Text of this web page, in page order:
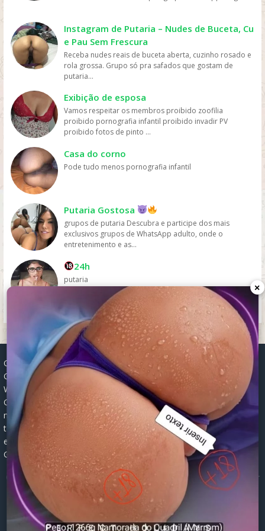
mais fácil e rápido. Preço: os serviços de streaming
cinema ou comprar DVDs, tornando mais fácil para as
pessoas assistirem filmes sem gastar muito dinheiro.
Personalização: os serviços de streaming geralmente
oferecem recomendações personalizadas com base
nos gostos dos usuários, permitindo que eles
descubram novos filmes e programas que possam
filmes online. Em resumo, os filmes são mais assistidos
online devido à sua conveniência, variedade, acesso
fácil, preços acessíveis e personalização, oferecidos
pelas plataformas de streaming.
Instagram de Putaria – Nudes de Buceta, Cu
e Pau Sem Frescura
Receba nudes reais de buceta aberta, cuzinho rosado e
rola grossa. Grupo só pra safados que gostam de
putaria...
Exibição de esposa
Vamos respeitar os membros proibido zoofilia
proibido pornografia infantil proibido invadir PV
proibido fotos de pinto ...
Casa do corno
Pode tudo menos pornografia infantil
Putaria Gostosa
grupos de putaria Descubra e participe dos mais
exclusivos grupos de WhatsApp adulto, onde o
entretenimento e as...
24h
putaria
Grupos WhatsApp, Links de grupos, Entrar grupos WhatsApp,
Grupos de compra e venda, Links WhatsApp atualizados, Grupos
WhatsApp 2025, Links para grupos, Participar grupos WhatsApp,
Grupos ativos WhatsApp, Links gratuitos, Grupos WhatsApp
negócios, Links grupos Brasil, Grupos WhatsApp regionais, Grupos
temáticos WhatsApp, Links públicos WhatsApp, Grupos WhatsApp
empregos, Links grupos classificados, Divulgar grupos WhatsApp,
Grupos WhatsApp descontos, Grupos WhatsApp ofertas.
© 2026 -
Grupos de WhatsApp 2026: Links Atualizados para Entrar
nos Melhores Grupos
| Robots.txt
×